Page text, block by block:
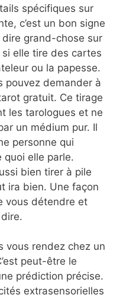
spécifiques sur
c’est un bon signe
dire grand-chose sur
elle tire des cartes
ou la papesse.
pouvez demander à
gratuit. Ce tirage
les tarologues et ne
un médium pur. Il
personne qui
quoi elle parle.
bien tirer à pile
ira bien. Une façon
vous détendre et
vous rendez chez un
peut-être le
prédiction précise.
extrasensorielles